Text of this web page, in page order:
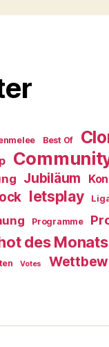
Best Of
Jubiläum
letsplay
Programme
des Monats
Votes